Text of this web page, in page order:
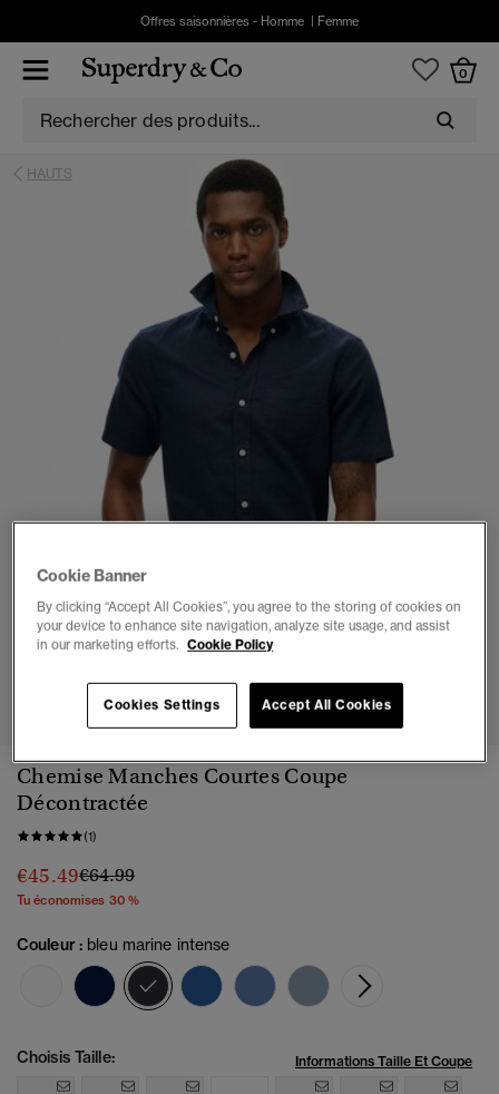
Offres saisonnières - Homme Femme
0
HAUTS
1 2 3 4 5 6
Chemise Manches Courtes Coupe
Décontractée
(1)
€45.49Prix réduit de
€64.99à
Tu économises 30 %
Couleur : bleu marine intense
sélectionné
Choisis Taille: Informations Taille Et Coupe
Cookie Banner
By clicking “Accept All Cookies”, you agree to the storing of cookies on
your device to enhance site navigation, analyze site usage, and assist
in our marketing efforts. Cookie Policy
Cookies Settings Accept All Cookies